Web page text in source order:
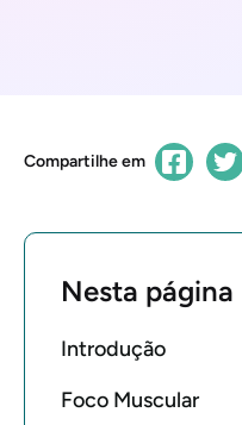
Compartilhe em
Nesta página
Introdução
Foco Muscular